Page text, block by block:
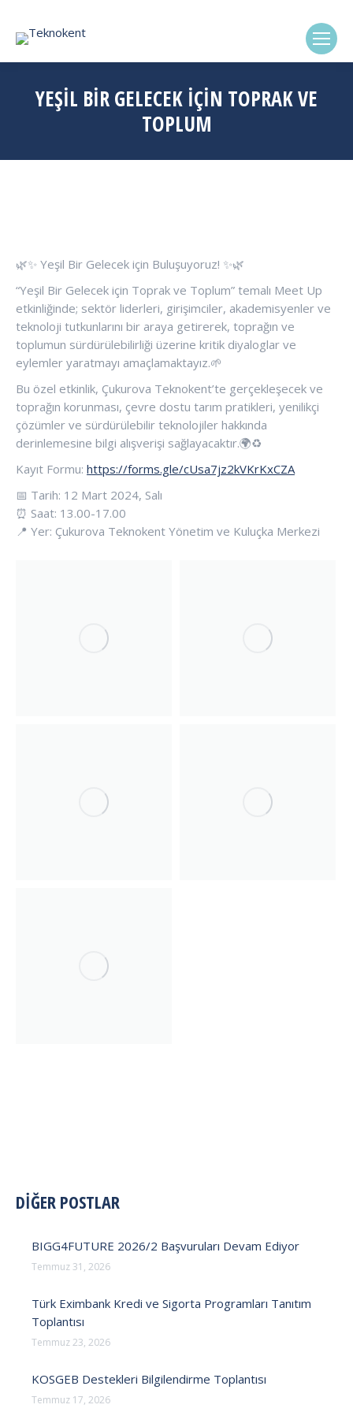
YEŞIL BIR GELECEK İÇIN TOPRAK VE
TOPLUM
🌿✨ Yeşil Bir Gelecek için Buluşuyoruz! ✨🌿
“Yeşil Bir Gelecek için Toprak ve Toplum” temalı Meet Up
etkinliğinde; sektör liderleri, girişimciler, akademisyenler ve
teknoloji tutkunlarını bir araya getirerek, toprağın ve
toplumun sürdürülebilirliği üzerine kritik diyaloglar ve
eylemler yaratmayı amaçlamaktayız.🌱
Bu özel etkinlik, Çukurova Teknokent’te gerçekleşecek ve
toprağın korunması, çevre dostu tarım pratikleri, yenilikçi
çözümler ve sürdürülebilir teknolojiler hakkında
derinlemesine bilgi alışverişi sağlayacaktır.🌍♻️
Kayıt Formu: https://forms.gle/cUsa7jz2kVKrKxCZA
📅 Tarih: 12 Mart 2024, Salı
⏰ Saat: 13.00-17.00
📍 Yer: Çukurova Teknokent Yönetim ve Kuluçka Merkezi
POST
DİĞER POSTLAR
BIGG4FUTURE 2026/2 Başvuruları Devam Ediyor
Temmuz 31, 2026
Türk Eximbank Kredi ve Sigorta Programları Tanıtım
Toplantısı
Temmuz 23, 2026
KOSGEB Destekleri Bilgilendirme Toplantısı
Temmuz 17, 2026